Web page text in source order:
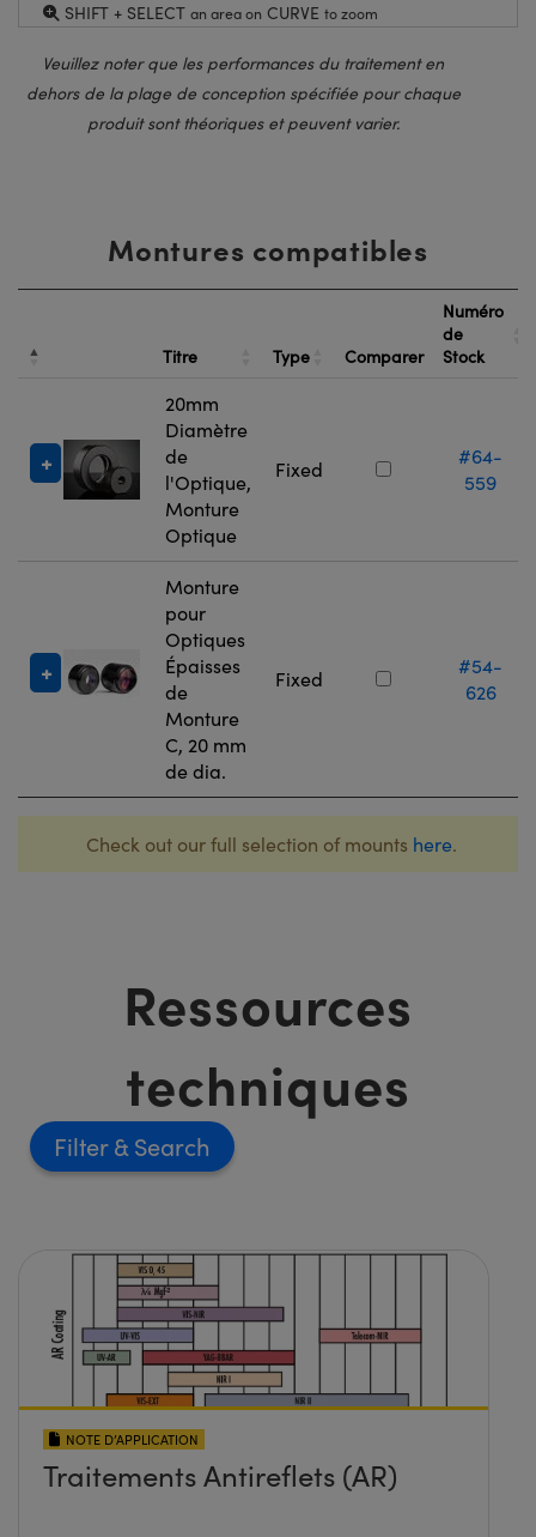
SHIFT + SELECT an area on CURVE to zoom
Veuillez noter que les performances du traitement en
dehors de la plage de conception spécifiée pour chaque
produit sont théoriques et peuvent varier.
Montures compatibles
Titre Type Comparer
Numéro
de
Stock
20mm
Diamètre
de
l'Optique,
Monture
Optique
Fixed
#64-
559
Monture
pour
Optiques
Épaisses
de
Monture
C, 20 mm
de dia.
Fixed
#54-
626
Check out our full selection of mounts here.
Ressources
techniques
Filter
NOTE D’APPLICATION
Traitements Antireflets (AR)